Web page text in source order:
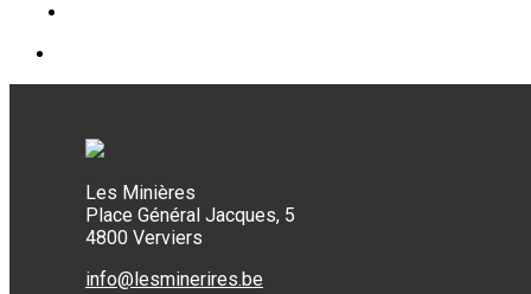
Les Minières
Place Général Jacques, 5
4800 Verviers
info@lesminerires.be